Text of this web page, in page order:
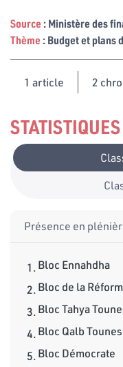
STATISTIQUES
1.Bloc Ennahdha
2.Bloc de la
3.Bloc Tahya
4.Bloc Qalb Tounes
5.Bloc Démocrate
Source: Ministère des
Thème: Budget et plans
1 article 2